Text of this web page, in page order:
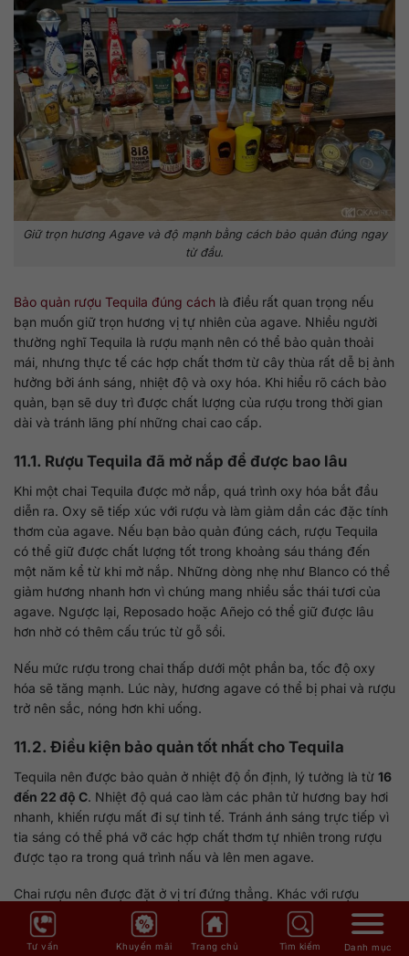
Giữ trọn hương Agave và độ mạnh bằng cách bảo quản đúng ngay
từ đầu.
Bảo quản rượu Tequila đúng cách là điều rất quan trọng nếu
bạn muốn giữ trọn hương vị tự nhiên của agave. Nhiều người
thường nghĩ Tequila là rượu mạnh nên có thể bảo quản thoải
mái, nhưng thực tế các hợp chất thơm từ cây thùa rất dễ bị ảnh
hưởng bởi ánh sáng, nhiệt độ và oxy hóa. Khi hiểu rõ cách bảo
quản, bạn sẽ duy trì được chất lượng của rượu trong thời gian
dài và tránh lãng phí những chai cao cấp.
11.1. Rượu Tequila đã mở nắp để được bao lâu
Khi một chai Tequila được mở nắp, quá trình oxy hóa bắt đầu
diễn ra. Oxy sẽ tiếp xúc với rượu và làm giảm dần các đặc tính
thơm của agave. Nếu bạn bảo quản đúng cách, rượu Tequila
có thể giữ được chất lượng tốt trong khoảng sáu tháng đến
một năm kể từ khi mở nắp. Những dòng nhẹ như Blanco có thể
giảm hương nhanh hơn vì chúng mang nhiều sắc thái tươi của
agave. Ngược lại, Reposado hoặc Añejo có thể giữ được lâu
hơn nhờ có thêm cấu trúc từ gỗ sồi.
Nếu mức rượu trong chai thấp dưới một phần ba, tốc độ oxy
hóa sẽ tăng mạnh. Lúc này, hương agave có thể bị phai và rượu
trở nên sắc, nóng hơn khi uống.
11.2. Điều kiện bảo quản tốt nhất cho Tequila
Tequila nên được bảo quản ở nhiệt độ ổn định, lý tưởng là từ 16
đến 22 độ C. Nhiệt độ quá cao làm các phân tử hương bay hơi
nhanh, khiến rượu mất đi sự tinh tế. Tránh ánh sáng trực tiếp vì
tia sáng có thể phá vỡ các hợp chất thơm tự nhiên trong rượu
được tạo ra trong quá trình nấu và lên men agave.
Chai rượu nên được đặt ở vị trí đứng thẳng. Khác với rượu
vang, Tequila có nồng độ cồn cao nên nếu để nằm, phần cổ
chai có thể bị ăn mòn hoặc biến chất. Ngoài ra, nên đóng nắp
Tư vấn Khuyến mãi Trang chủ Tìm kiếm Danh mục